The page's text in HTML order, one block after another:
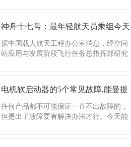
击而平滑的起动电机,而且可根据电动机负
载的特性来调节起动过程中的参数,如限流
值、起动时间等。…
神舟十七号：最年轻航天员乘组今天
出征！…
据中国载人航天工程办公室消息，经空间
站应用与发展阶段飞行任务总指挥部研究
射神舟十七号载人飞船。执行飞行任务的
航天员乘组由汤洪波、唐胜杰、江新林3
名航天员组成…
电机软启动器的5个常见故障,能曼提
供解决办法…
任何产品都不可能保证一直不出故障的，
但是出了故障要有解决办法才行。今天能
并提供了解决办法，详情往下看吧！…